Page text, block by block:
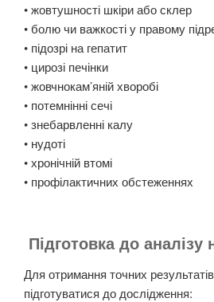
• жовтушності шкіри або склер
• болю чи важкості у правому
• підозрі на гепатит
• цирозі печінки
• жовчнокам’яній хворобі
• потемнінні сечі
• знебарвленні калу
• нудоті
• хронічній втомі
• профілактичних обстеженнях
Підготовка до аналізу
Для отримання точних
підготуватися до дослідження: